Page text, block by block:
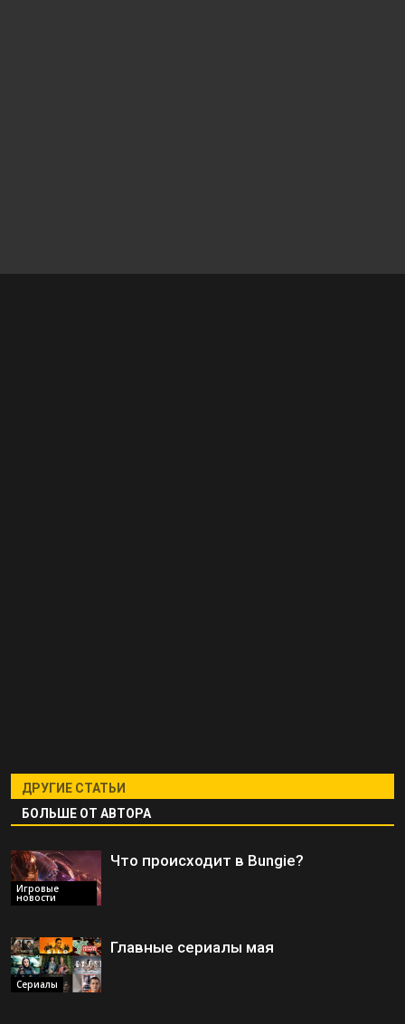
ДРУГИЕ СТАТЬИ
БОЛЬШЕ ОТ АВТОРА
Игровые
новости
Что происходит в Bungie?
Сериалы
Главные сериалы мая